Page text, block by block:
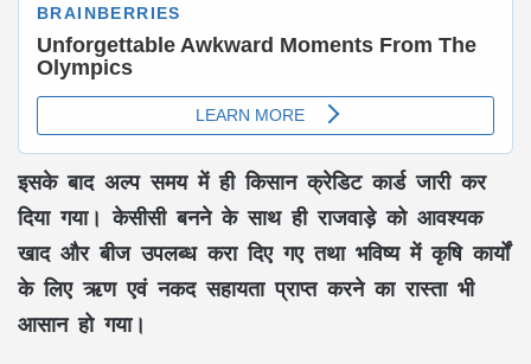
इसके बाद अल्प समय में ही किसान क्रेडिट कार्ड जारी कर
दिया गया। केसीसी बनने के साथ ही राजवाड़े को आवश्यक
खाद और बीज उपलब्ध करा दिए गए तथा भविष्य में कृषि कार्यों
के लिए ऋण एवं नकद सहायता प्राप्त करने का रास्ता भी
आसान हो गया।